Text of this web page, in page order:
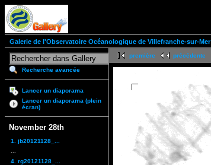
Galerie de l'Observatoire Océanologique de Villefranche-sur-Mer
Recherche avancée
Lancer un diaporama
Lancer un diaporama (plein
écran)
November 28th
1. jb20121128_...
4. rg20121128_...
première précédente